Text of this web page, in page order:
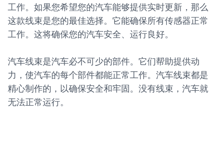
工作。如果您希望您的汽车能够提供实时更新，那么
这款线束是您的最佳选择。它能确保所有传感器正常
工作。这将确保您的汽车安全、运行良好。
汽车线束是汽车必不可少的部件。它们帮助提供动
力，使汽车的每个部件都能正常工作。汽车线束都是
精心制作的，以确保安全和牢固。没有线束，汽车就
无法正常运行。